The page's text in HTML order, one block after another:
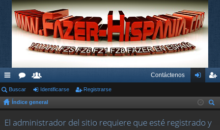
nl
ac
es
or
os
su
ari
os
Contáctenos
nti
fic
ist
Buscar Identificarse Registrarse
Índice general
car
El administrador del sitio requiere que esté registrado y